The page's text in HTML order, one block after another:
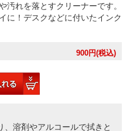
汚れを落とすクリーナーです。
に！デスクなどに付いたインク
900円(税込)
溶剤やアルコールで拭きと